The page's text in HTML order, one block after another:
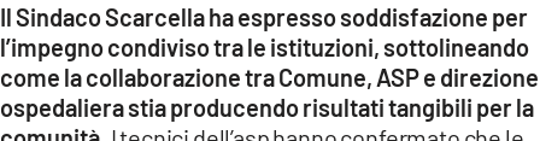
Il Sindaco Scarcella ha espresso soddisfazione per
l’impegno condiviso tra le istituzioni, sottolineando
come la collaborazione tra Comune, ASP e direzione
ospedaliera stia producendo risultati tangibili per la